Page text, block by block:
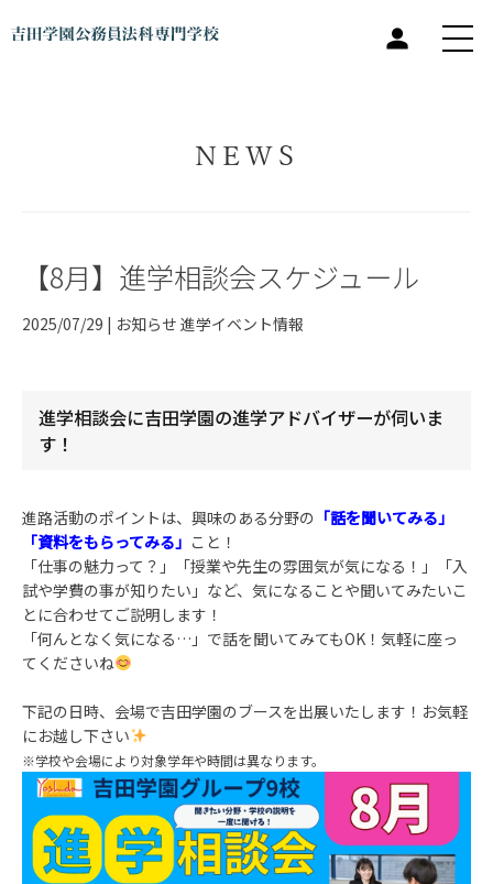
NEWS
【8月】進学相談会スケジュール
2025/07/29 | お知らせ 進学イベント情報
進学相談会に吉田学園の進学アドバイザーが伺いま
す！
進路活動のポイントは、興味のある分野の 「話を聞いてみる」
「資料をもらってみる」 こと！
「仕事の魅力って？」「授業や先生の雰囲気が気になる！」「入
試や学費の事が知りたい」など、気になることや聞いてみたいこ
とに合わせてご説明します！
「何んとなく気になる…」で話を聞いてみてもOK！気軽に座っ
てくださいね
下記の日時、会場で吉田学園のブースを出展いたします！お気軽
にお越し下さい
※学校や会場により対象学年や時間は異なります。